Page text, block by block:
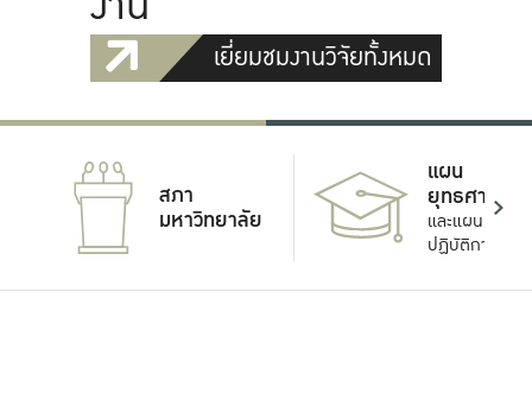
เยี่ยมชมงานวิจัยทั้งหมด
สภา
มหาวิทยาลัย
แผน
ยุทธศาสตร์
และแผน
ปฏิบัติการ